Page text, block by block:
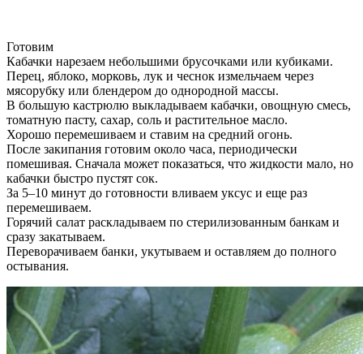
Готовим
Кабачки нарезаем небольшими брусочками или кубиками.
Перец, яблоко, морковь, лук и чеснок измельчаем через
мясорубку или блендером до однородной массы.
В большую кастрюлю выкладываем кабачки, овощную смесь,
томатную пасту, сахар, соль и растительное масло.
Хорошо перемешиваем и ставим на средний огонь.
После закипания готовим около часа, периодически
помешивая. Сначала может показаться, что жидкости мало, но
кабачки быстро пустят сок.
За 5–10 минут до готовности вливаем уксус и еще раз
перемешиваем.
Горячий салат раскладываем по стерилизованным банкам и
сразу закатываем.
Переворачиваем банки, укутываем и оставляем до полного
остывания.